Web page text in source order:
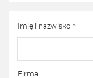
Imię i nazwisko *
Firma